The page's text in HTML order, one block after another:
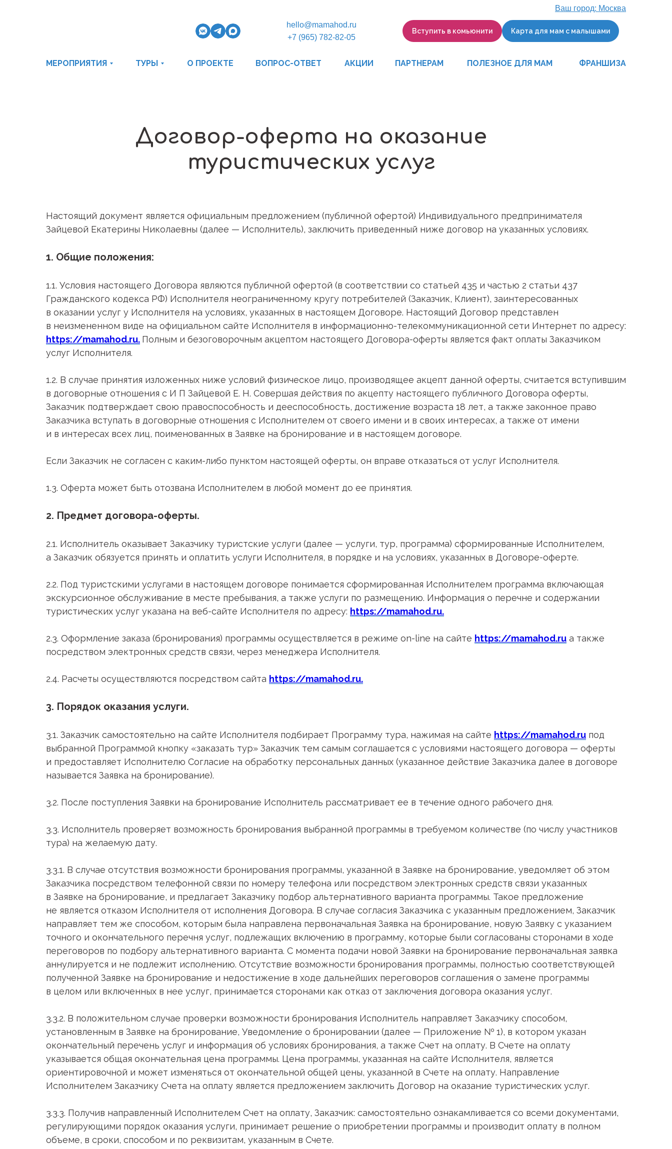
МЕРОПРИЯТИЯ ТУРЫ О ПРОЕКТЕ ВОПРОС-ОТВЕТ АКЦИИ ПАРТНЕРАМ ПОЛЕЗНОЕ ДЛЯ МАМ ФРАНШИЗА
hello@mamahod.ru
+7 (965) 782-82-05
Вступить в комьюнити Карта для мам с малышами
Ваш город: Москва
Договор-оферта на оказание
туристических услуг
Настоящий документ является официальным предложением (публичной офертой) Индивидуального предпринимателя
Зайцевой Екатерины Николаевны (далее — Исполнитель), заключить приведенный ниже договор на указанных условиях.
1. Общие положения:
1.1. Условия настоящего Договора являются публичной офертой (в соответствии со статьей 435 и частью 2 статьи 437
Гражданского кодекса РФ) Исполнителя неограниченному кругу потребителей (Заказчик, Клиент), заинтересованных
в оказании услуг у Исполнителя на условиях, указанных в настоящем Договоре. Настоящий Договор представлен
в неизмененном виде на официальном сайте Исполнителя в информационно-телекоммуникационной сети Интернет по адресу:
https://mamahod.ru. Полным и безоговорочным акцептом настоящего Договора-оферты является факт оплаты Заказчиком
услуг Исполнителя.
1.2. В случае принятия изложенных ниже условий физическое лицо, производящее акцепт данной оферты, считается вступившим
в договорные отношения с И П Зайцевой Е. Н. Совершая действия по акцепту настоящего публичного Договора оферты,
Заказчик подтверждает свою правоспособность и дееспособность, достижение возраста 18 лет, а также законное право
Заказчика вступать в договорные отношения с Исполнителем от своего имени и в своих интересах, а также от имени
и в интересах всех лиц, поименованных в Заявке на бронирование и в настоящем договоре.
Если Заказчик не согласен с каким-либо пунктом настоящей оферты, он вправе отказаться от услуг Исполнителя.
1.3. Оферта может быть отозвана Исполнителем в любой момент до ее принятия.
2. Предмет договора-оферты.
2.1. Исполнитель оказывает Заказчику туристские услуги (далее — услуги, тур, программа) сформированные Исполнителем,
а Заказчик обязуется принять и оплатить услуги Исполнителя, в порядке и на условиях, указанных в Договоре-оферте.
2.2. Под туристскими услугами в настоящем договоре понимается сформированная Исполнителем программа включающая
экскурсионное обслуживание в месте пребывания, а также услуги по размещению. Информация о перечне и содержании
туристических услуг указана на веб-сайте Исполнителя по адресу: https://mamahod.ru.
2.3. Оформление заказа (бронирования) программы осуществляется в режиме on-line на сайте https://mamahod.ru а также
посредством электронных средств связи, через менеджера Исполнителя.
2.4. Расчеты осуществляются посредством сайта https://mamahod.ru.
3. Порядок оказания услуги.
3.1. Заказчик самостоятельно на сайте Исполнителя подбирает Программу тура, нажимая на сайте https://mamahod.ru под
выбранной Программой кнопку «заказать тур» Заказчик тем самым соглашается с условиями настоящего договора — оферты
и предоставляет Исполнителю Согласие на обработку персональных данных (указанное действие Заказчика далее в договоре
называется Заявка на бронирование).
3.2. После поступления Заявки на бронирование Исполнитель рассматривает ее в течение одного рабочего дня.
3.3. Исполнитель проверяет возможность бронирования выбранной программы в требуемом количестве (по числу участников
тура) на желаемую дату.
3.3.1. В случае отсутствия возможности бронирования программы, указанной в Заявке на бронирование, уведомляет об этом
Заказчика посредством телефонной связи по номеру телефона или посредством электронных средств связи указанных
в Заявке на бронирование, и предлагает Заказчику подбор альтернативного варианта программы. Такое предложение
не является отказом Исполнителя от исполнения Договора. В случае согласия Заказчика с указанным предложением, Заказчик
направляет тем же способом, которым была направлена первоначальная Заявка на бронирование, новую Заявку с указанием
точного и окончательного перечня услуг, подлежащих включению в программу, которые были согласованы сторонами в ходе
переговоров по подбору альтернативного варианта. С момента подачи новой Заявки на бронирование первоначальная заявка
аннулируется и не подлежит исполнению. Отсутствие возможности бронирования программы, полностью соответствующей
полученной Заявке на бронирование и недостижение в ходе дальнейших переговоров соглашения о замене программы
в целом или включенных в нее услуг, принимается сторонами как отказ от заключения договора оказания услуг.
3.3.2. В положительном случае проверки возможности бронирования Исполнитель направляет Заказчику способом,
установленным в Заявке на бронирование, Уведомление о бронировании (далее — Приложение № 1), в котором указан
окончательный перечень услуг и информация об условиях бронирования, а также Счет на оплату. В Счете на оплату
указывается общая окончательная цена программы. Цена программы, указанная на сайте Исполнителя, является
ориентировочной и может изменяться от окончательной общей цены, указанной в Счете на оплату. Направление
Исполнителем Заказчику Счета на оплату является предложением заключить Договор на оказание туристических услуг.
3.3.3. Получив направленный Исполнителем Счет на оплату, Заказчик: самостоятельно ознакамливается со всеми документами,
регулирующими порядок оказания услуги, принимает решение о приобретении программы и производит оплату в полном
объеме, в сроки, способом и по реквизитам, указанным в Счете.